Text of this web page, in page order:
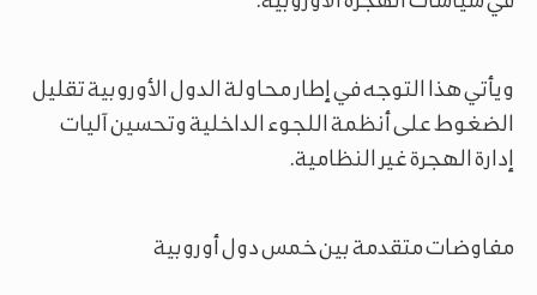
ويأتي هذا التوجه في إطار محاولة الدول الأوروبية تقليل
الضغوط على أنظمة اللجوء الداخلية وتحسين آليات
إدارة الهجرة غير النظامية.
مفاوضات متقدمة بين خمس دول أوروبية